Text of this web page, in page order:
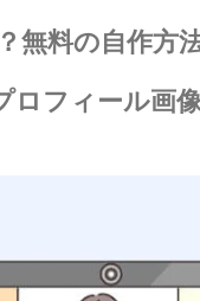
料の自作方
ロフィール画像